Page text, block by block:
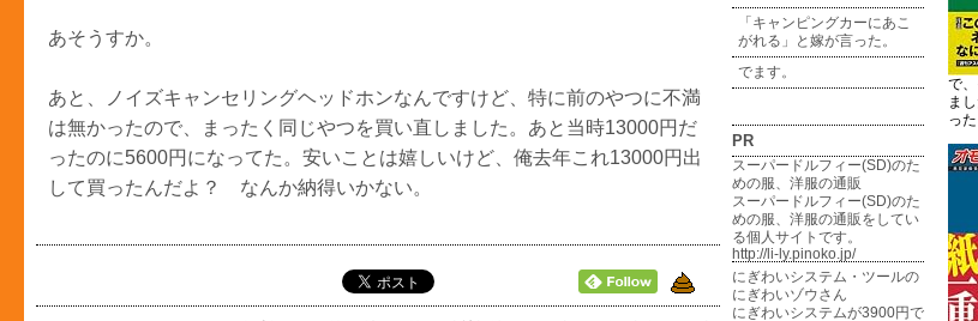
あそうすか。
あと、ノイズキャンセリングヘッドホンなんですけど、特に前のやつに不満
は無かったので、まったく同じやつを買い直しました。あと当時13000円だ
ったのに5600円になってた。安いことは嬉しいけど、俺去年これ13000円出
して買ったんだよ？ なんか納得いかない。
「キャンピングカーにあこ
がれる」と嫁が言った。
でます。
PR
スーパードルフィー(SD)のた
めの服、洋服の通販
スーパードルフィー(SD)のた
めの服、洋服の通販をしてい
る個人サイトです。
http://li-ly.pinoko.jp/
にぎわいシステム・ツールの
にぎわいゾウさん
にぎわいシステムが3900円で
で
ま
っ